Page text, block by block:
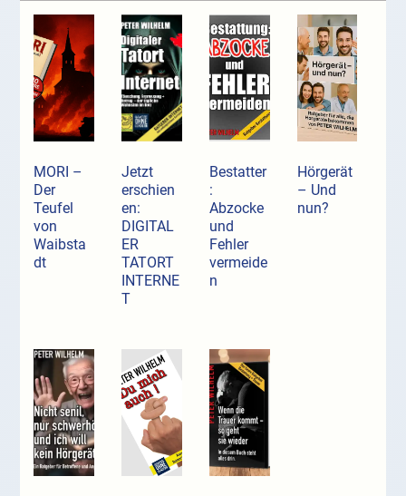
MORI –
Der
Teufel
von
Waibsta
dt
Jetzt
erschien
en:
DIGITAL
ER
TATORT
INTERNE
T
Bestatter
:
Abzocke
und
Fehler
vermeide
n
Hörgerät
– Und
nun?